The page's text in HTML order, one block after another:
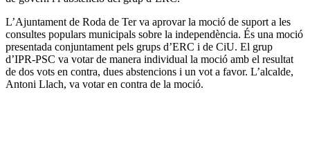
L’Ajuntament de Roda de Ter va aprovar la moció de suport a les
consultes populars municipals sobre la independència. És una moció
presentada conjuntament pels grups d’ERC i de CiU. El grup
d’IPR-PSC va votar de manera individual la moció amb el resultat
de dos vots en contra, dues abstencions i un vot a favor. L’alcalde,
Antoni Llach, va votar en contra de la moció.